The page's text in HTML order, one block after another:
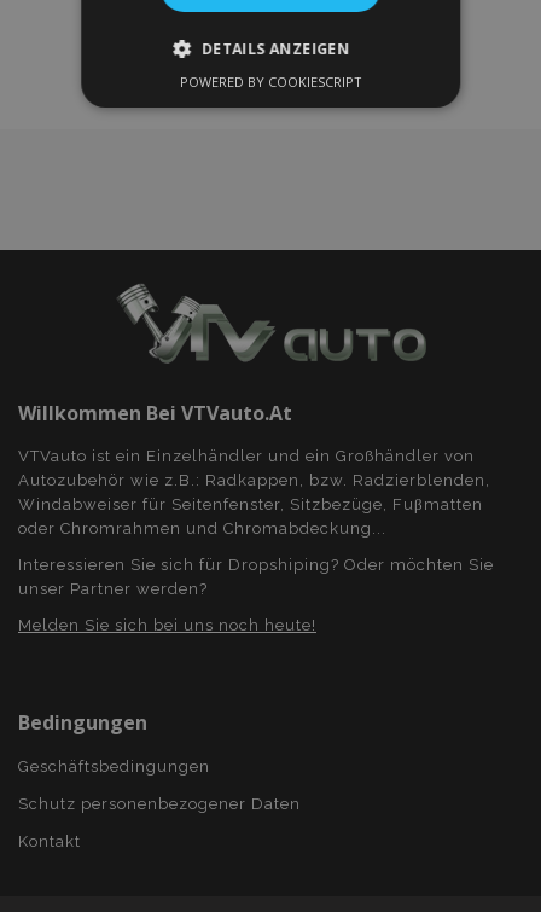
Wunschliste
Willkommen Bei VTVauto.at
VTVauto ist ein Einzelhändler und ein Großhändler von
Autozubehör wie z.B.: Radkappen, bzw. Radzierblenden,
Windabweiser für Seitenfenster, Sitzbezüge, Fuβmatten
oder Chromrahmen und Chromabdeckung...
Interessieren Sie sich für Dropshiping? Oder möchten Sie
unser Partner werden?
Melden Sie sich bei uns noch heute!
Bedingungen
Geschäftsbedingungen
Schutz personenbezogener Daten
Kontakt
DETAILS ANZEIGEN
Unbedingt erforderlich
Targeting
Funktionalität
die Benutzeranmeldung und die
erforderlichen Cookies kann die Website nicht
ordnungsgemäß verwendet werden.
Name
Anbieter /
mage-translation-file-version
Adobe Inc.
recently_viewed_product
section_data_ids
POWERED BY COOKIESCRIPT